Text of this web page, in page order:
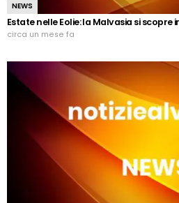
NEWS
Estate nelle Eolie: la Malvasia si scopre
circa un mese fa